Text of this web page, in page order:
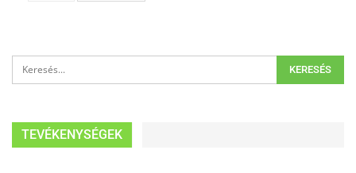
TEVÉKENYSÉGEK